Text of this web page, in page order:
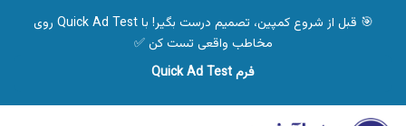
🎯 قبل از شروع کمپین، تصمیم درست بگیر! با Quick Ad Test روی
مخاطب واقعی تست کن ✅
فرم Quick Ad Test